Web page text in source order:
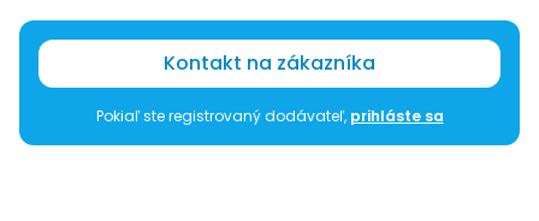
Kontakt na zákazníka
Pokiaľ ste registrovaný dodávateľ, prihláste sa